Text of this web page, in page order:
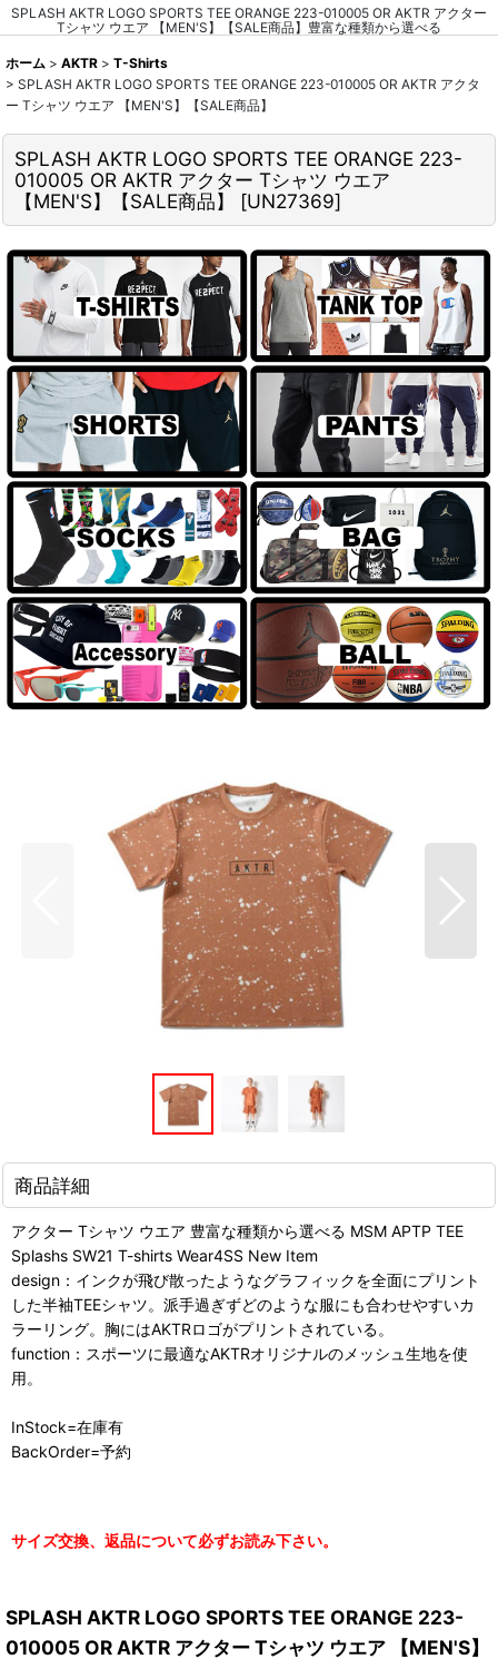
SPLASH AKTR LOGO SPORTS TEE ORANGE 223-010005 OR AKTR アクター
Tシャツ ウエア 【MEN'S】【SALE商品】豊富な種類から選べる
ホーム > AKTR > T-Shirts
> SPLASH AKTR LOGO SPORTS TEE ORANGE 223-010005 OR AKTR アクタ
ー Tシャツ ウエア 【MEN'S】【SALE商品】
SPLASH AKTR LOGO SPORTS TEE ORANGE 223-
010005 OR AKTR アクター Tシャツ ウエア
【MEN'S】【SALE商品】
[UN27369]
商品詳細
アクター Tシャツ ウエア 豊富な種類から選べる MSM APTP TEE
Splashs SW21 T-shirts Wear4SS New Item
design：インクが飛び散ったようなグラフィックを全面にプリント
した半袖TEEシャツ。派手過ぎずどのような服にも合わせやすいカ
ラーリング。胸にはAKTRロゴがプリントされている。
function：スポーツに最適なAKTRオリジナルのメッシュ生地を使
用。
InStock=在庫有
BackOrder=予約
サイズ交換、返品について必ずお読み下さい。
SPLASH AKTR LOGO SPORTS TEE ORANGE 223-
010005 OR AKTR アクター Tシャツ ウエア 【MEN'S】